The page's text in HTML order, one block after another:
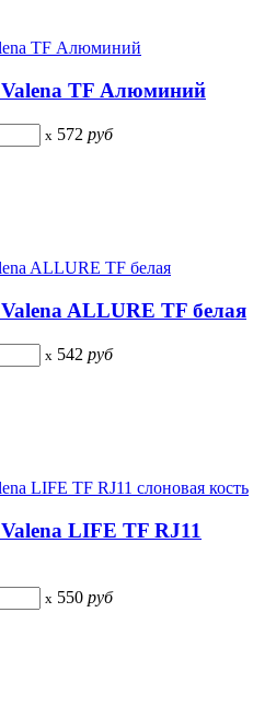
Valena TF Алюминий
x 572 руб
ALLURE TF белая
x 542 руб
LIFE TF RJ11
x 550 руб